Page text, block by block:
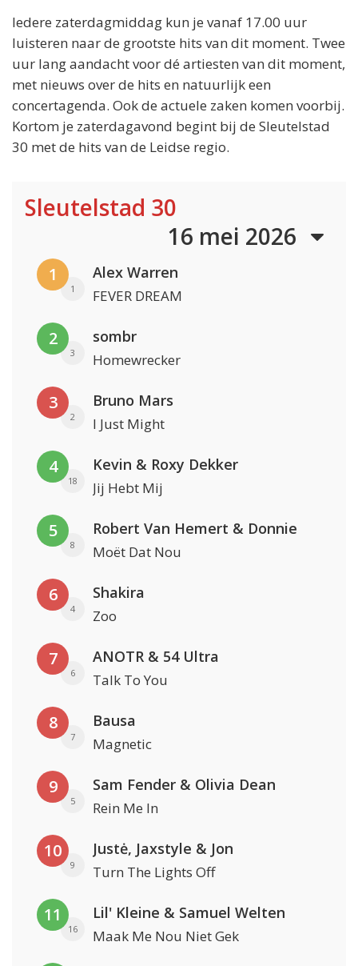
Iedere zaterdagmiddag kun je vanaf 17.00 uur
luisteren naar de grootste hits van dit moment. Twee
uur lang aandacht voor dé artiesten van dit moment,
met nieuws over de hits en natuurlijk een
concertagenda. Ook de actuele zaken komen voorbij.
Kortom je zaterdagavond begint bij de Sleutelstad
30 met de hits van de Leidse regio.
Sleutelstad 30
16 mei 2026
1
1
Alex Warren
FEVER DREAM
2
3
sombr
Homewrecker
3
2
Bruno Mars
I Just Might
4
18
Kevin & Roxy Dekker
Jij Hebt Mij
5
8
Robert Van Hemert & Donnie
Moët Dat Nou
6
4
Shakira
Zoo
7
6
ANOTR & 54 Ultra
Talk To You
8
7
Bausa
Magnetic
9
5
Sam Fender & Olivia Dean
Rein Me In
10
9
Justė, Jaxstyle & Jon
Turn The Lights Off
11
16
Lil' Kleine & Samuel Welten
Maak Me Nou Niet Gek